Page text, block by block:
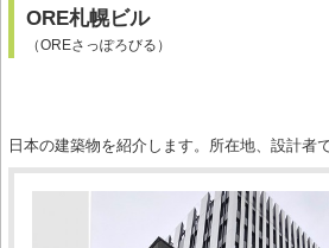
ORE札幌ビル
（OREさっぽろびる）
日本の建築物を紹介します。所在地、設計者